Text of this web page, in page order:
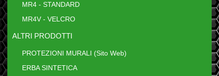
MR4 - STANDARD
MR4V - VELCRO
ALTRI PRODOTTI
PROTEZIONI MURALI (Sito Web)
ERBA SINTETICA